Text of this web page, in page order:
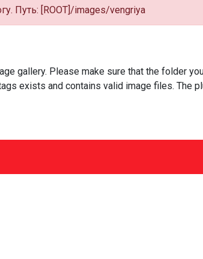
Путь: [ROOT]/images/vengriya
gallery. Please make sure that the folder
exists and contains valid image files. The